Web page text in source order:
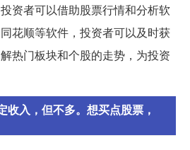
资者可以借助股票行情和分析软
花顺等软件，投资者可以及时获
热门板块和个股的走势，为投资
收入，但不多。想买点股票，